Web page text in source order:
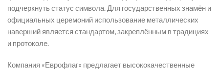
подчеркнуть статус символа. Для государственных знамён и
официальных церемоний использование металлических
наверший является стандартом, закреплённым в традициях
и протоколе.
Компания «Еврофлаг» предлагает высококачественные